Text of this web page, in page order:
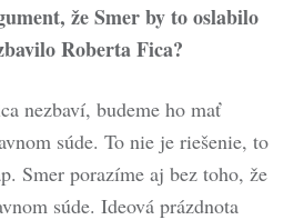
že Smer by to oslabilo
Roberta Fica?
nezbaví, budeme ho mať
súde. To nie je riešenie, to
Smer porazíme aj bez toho, že
súde. Ideová prázdnota